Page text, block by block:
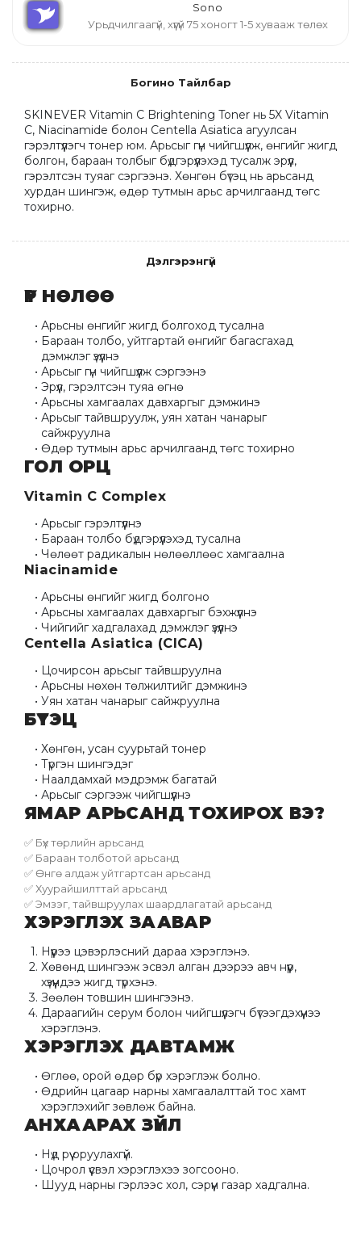
Sono
Урьдчилгаагүй, хүүгүй 75 хоногт 1-5 хувааж төлөх
Богино Тайлбар
SKINEVER Vitamin C Brightening Toner нь 5X Vitamin
C, Niacinamide болон Centella Asiatica агуулсан
гэрэлтүүлэгч тонер юм. Арьсыг гүн чийгшүүлж, өнгийг жигд
болгон, бараан толбыг бүдгэрүүлэхэд тусалж эрүүл,
гэрэлтсэн туяаг сэргээнэ. Хөнгөн бүтэц нь арьсанд
хурдан шингэж, өдөр тутмын арьс арчилгаанд төгс
тохирно.
Дэлгэрэнгүй
ҮР НӨЛӨӨ
Арьсны өнгийг жигд болгоход тусална
Бараан толбо, уйтгартай өнгийг багасгахад
дэмжлэг үзүүлнэ
Арьсыг гүн чийгшүүлж сэргээнэ
Эрүүл, гэрэлтсэн туяа өгнө
Арьсны хамгаалах давхаргыг дэмжинэ
Арьсыг тайвшруулж, уян хатан чанарыг
сайжруулна
Өдөр тутмын арьс арчилгаанд төгс тохирно
ГОЛ ОРЦ
Vitamin C Complex
Арьсыг гэрэлтүүлнэ
Бараан толбо бүдгэрүүлэхэд тусална
Чөлөөт радикалын нөлөөллөөс хамгаална
Niacinamide
Арьсны өнгийг жигд болгоно
Арьсны хамгаалах давхаргыг бэхжүүлнэ
Чийгийг хадгалахад дэмжлэг үзүүлнэ
Centella Asiatica (CICA)
Цочирсон арьсыг тайвшруулна
Арьсны нөхөн төлжилтийг дэмжинэ
Уян хатан чанарыг сайжруулна
БҮТЭЦ
Хөнгөн, усан суурьтай тонер
Түргэн шингэдэг
Наалдамхай мэдрэмж багатай
Арьсыг сэргээж чийгшүүлнэ
ЯМАР АРЬСАНД ТОХИРОХ ВЭ?
✅ Бүх төрлийн арьсанд
✅ Бараан толботой арьсанд
✅ Өнгө алдаж уйтгартсан арьсанд
✅ Хуурайшилттай арьсанд
✅ Эмзэг, тайвшруулах шаардлагатай арьсанд
ХЭРЭГЛЭХ ЗААВАР
Нүүрээ цэвэрлэсний дараа хэрэглэнэ.
Хөвөнд шингээж эсвэл алган дээрээ авч нүүр,
хүзүүндээ жигд түрхэнэ.
Зөөлөн товшин шингээнэ.
Дараагийн серум болон чийгшүүлэгч бүтээгдэхүүнээ
хэрэглэнэ.
ХЭРЭГЛЭХ ДАВТАМЖ
Өглөө, орой өдөр бүр хэрэглэж болно.
Өдрийн цагаар нарны хамгаалалттай тос хамт
хэрэглэхийг зөвлөж байна.
АНХААРАХ ЗҮЙЛ
Нүд рүү оруулахгүй.
Цочрол үүсвэл хэрэглэхээ зогсооно.
Шууд нарны гэрлээс хол, сэрүүн газар хадгална.